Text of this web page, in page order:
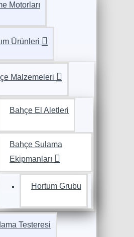
Motorları
Ürünleri
Malzemeleri
Bahçe El Aletleri
Bahçe Sulama
Ekipmanları
Hortum Grubu
Testeresi